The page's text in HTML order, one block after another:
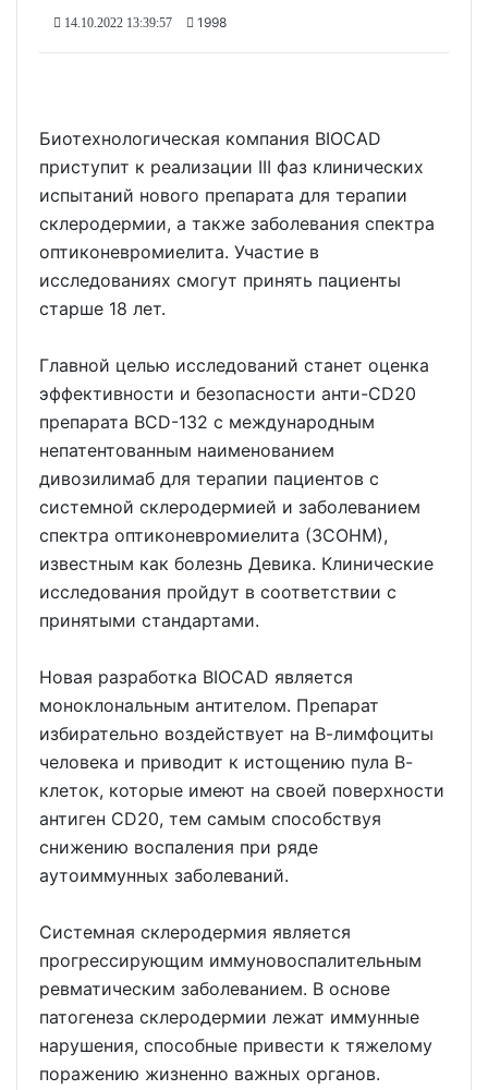
14.10.2022 13:39:57 1998
Биотехнологическая компания BIOCAD
приступит к реализации III фаз клинических
испытаний нового препарата для терапии
склеродермии, а также заболевания спектра
оптиконевромиелита. Участие в
исследованиях смогут принять пациенты
старше 18 лет.
Главной целью исследований станет оценка
эффективности и безопасности анти-CD20
препарата BCD-132 с международным
непатентованным наименованием
дивозилимаб для терапии пациентов с
системной склеродермией и заболеванием
спектра оптиконевромиелита (ЗСОНМ),
известным как болезнь Девика. Клинические
исследования пройдут в соответствии с
принятыми стандартами.
Новая разработка BIOCAD является
моноклональным антителом. Препарат
избирательно воздействует на В-лимфоциты
человека и приводит к истощению пула В-
клеток, которые имеют на своей поверхности
антиген CD20, тем самым способствуя
снижению воспаления при ряде
аутоиммунных заболеваний.
Системная склеродермия является
прогрессирующим иммуновоспалительным
ревматическим заболеванием. В основе
патогенеза склеродермии лежат иммунные
нарушения, способные привести к тяжелому
поражению жизненно важных органов.